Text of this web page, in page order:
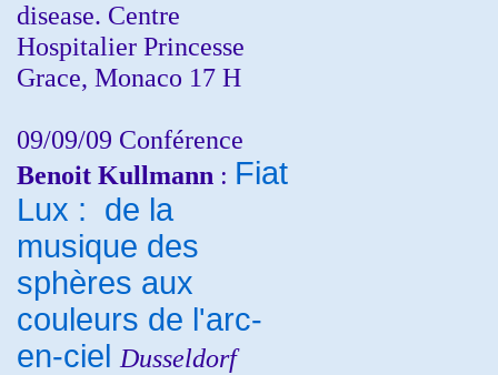
disease. Centre
Hospitalier Princesse
Grace, Monaco 17 H
09/09/09 Conférence
Benoit Kullmann : Fiat
Lux : de la
musique des
sphères aux
couleurs de l'arc-
en-ciel Dusseldorf